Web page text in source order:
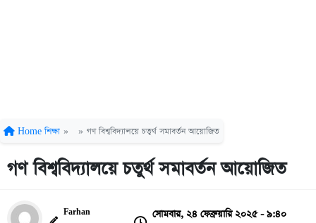
Home শিক্ষা » » গণ বিশ্ববিদ্যালয়ে চতুর্থ সমাবর্তন আয়োজিত
গণ বিশ্ববিদ্যালয়ে চতুর্থ সমাবর্তন আয়োজিত
Farhan
সোমবার, ২৪ ফেব্রুয়ারি ২০২৫ - ৯:৪০